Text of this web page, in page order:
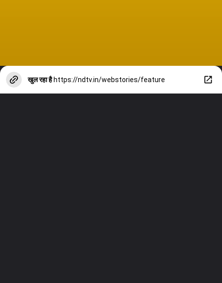
खुल रहा है https://ndtv.in/webstories/feature